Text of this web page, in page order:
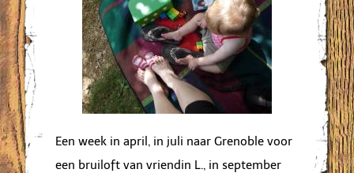
Een week in april, in juli naar Grenoble voor
een bruiloft van vriendin L., in september